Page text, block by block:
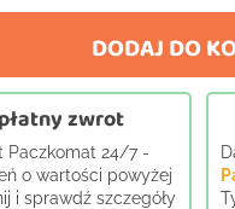
DODAJ DO
zwrot
Paczkomat 24/7 -
o wartości powyżej
i sprawdź szczegóły